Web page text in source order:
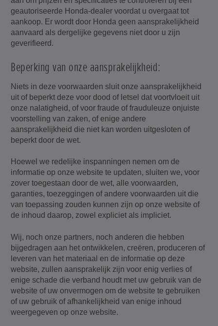
geautoriseerde Honda-dealer voordat u overgaat tot
aankoop. Er wordt door Honda geen aansprakelijkheid
aanvaard als dergelijke gegevens niet door u zijn
geverifieerd.
Beperking van onze aansprakelijkheid:
Niets in deze voorwaarden sluit onze aansprakelijkheid
uit of beperkt deze voor dood of letsel dat voortvloeit uit
onze nalatigheid, of voor fraude of frauduleuze onjuiste
voorstelling van zaken, of enige andere
aansprakelijkheid die niet kan worden uitgesloten of
beperkt door de wet.
Hoewel we redelijke inspanningen nemen om de
informatie op onze website te updaten, sluiten we, voor
zover toegestaan door de wet, alle voorwaarden,
garanties, toezeggingen of andere voorwaarden uit die
van toepassing zouden kunnen zijn op onze website of
de inhoud daarop, zowel expliciet als impliciet.
Wij, noch onze partners, noch anderen die hebben
bijgedragen aan het ontwikkelen, creëren, produceren of
leveren van het materiaal en de informatie op deze
website, zullen aansprakelijk zijn voor enig verlies of
enige schade die verband houdt met uw gebruik van de
website of uw onvermogen om de website te gebruiken
of uw gebruik of afhankelijkheid van enige inhoud
weergegeven op onze website.